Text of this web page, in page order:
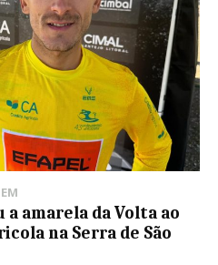
amarela da Volta ao
na Serra de São